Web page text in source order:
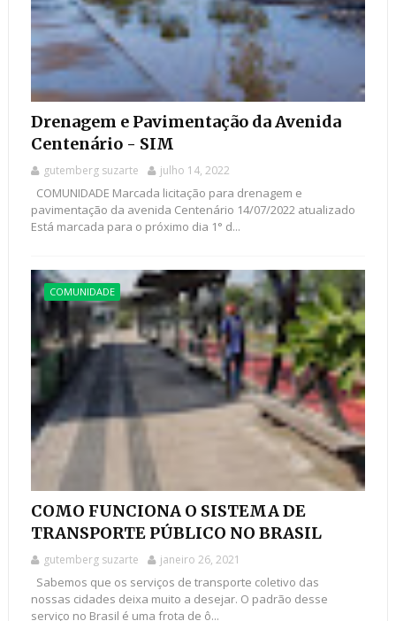
Drenagem e Pavimentação da Avenida
Centenário - SIM
gutemberg suzarte julho 14, 2022
COMUNIDADE Marcada licitação para drenagem e
pavimentação da avenida Centenário 14/07/2022 atualizado
Está marcada para o próximo dia 1° d...
COMUNIDADE
COMO FUNCIONA O SISTEMA DE
TRANSPORTE PÚBLICO NO BRASIL
gutemberg suzarte janeiro 26, 2021
Sabemos que os serviços de transporte coletivo das
nossas cidades deixa muito a desejar. O padrão desse
serviço no Brasil é uma frota de ô...